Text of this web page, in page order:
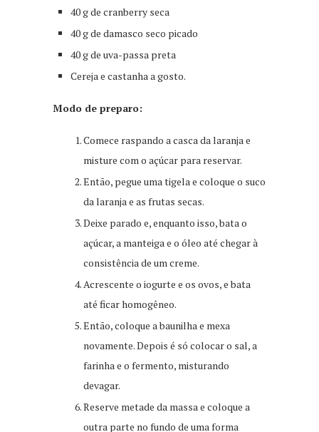
40 g de cranberry seca
40 g de damasco seco picado
40 g de uva-passa preta
Cereja e castanha a gosto.
Modo de preparo:
Comece raspando a casca da laranja e
misture com o açúcar para reservar.
Então, pegue uma tigela e coloque o suco
da laranja e as frutas secas.
Deixe parado e, enquanto isso, bata o
açúcar, a manteiga e o óleo até chegar à
consistência de um creme.
Acrescente o iogurte e os ovos, e bata
até ficar homogêneo.
Então, coloque a baunilha e mexa
novamente. Depois é só colocar o sal, a
farinha e o fermento, misturando
devagar.
Reserve metade da massa e coloque a
outra parte no fundo de uma forma